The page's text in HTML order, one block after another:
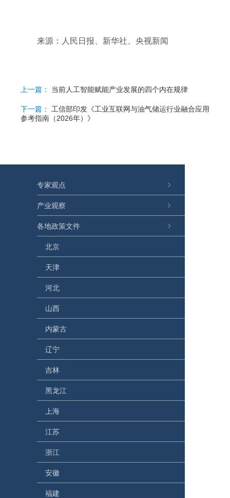
来源：人民日报、新华社、央视新闻
上一篇： 当前人工智能赋能产业发展的四个内在规律
下一篇：
工信部印发《工业互联网与油气储运行业融合应用
参考指南（2026年）》
专家观点
产业观察
各地政策文件
北京
天津
河北
山西
内蒙古
辽宁
吉林
黑龙江
上海
江苏
浙江
安徽
福建